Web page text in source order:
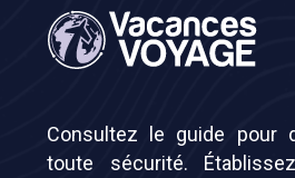
Consultez le guide pour
toute sécurité.